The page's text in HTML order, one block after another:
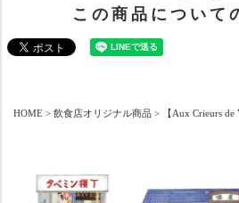
この商品について
HOME 飲食店オリジナル商品 【Aux Crieurs